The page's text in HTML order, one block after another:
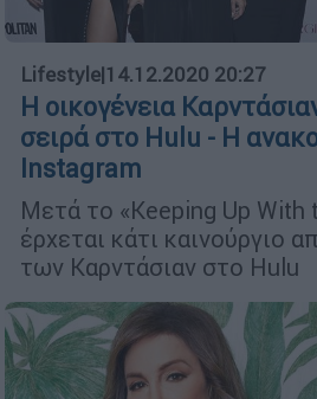
Lifestyle|14.12.2020 20:27
Η οικογένεια
σειρά στο Hulu - Η
Instagram
Μετά το «Keeping Up With
έρχεται κάτι καινούργιο
των Καρντάσιαν στο Hulu